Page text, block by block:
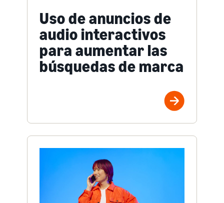
Uso de anuncios de
audio interactivos
para aumentar las
búsquedas de marca